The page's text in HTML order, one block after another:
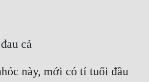
cả
này, mới có tí tuổi đầu